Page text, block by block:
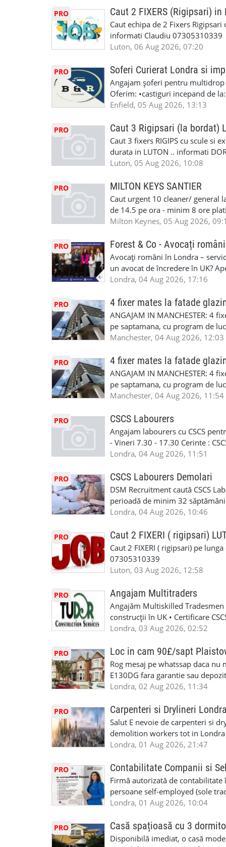
Reparam orice tip de masina
Masina de Drum Lung. ✅
Detailing Auto Interior/Exterior.
WhatsApp Text https://wa.link/
6HB
#AtelierAutoLondra
#RomanianGarageRepair
#RomanianMechanic
#MecaniciProfesionistiLondra
#mecanicmoldoveanlondra
seriozitate.Multumesc anticipat.
PRO Caut 2 FIXERS (Rigipsari) in
Caut echipa de 2 Fixers
informati Claudiu 07305310339
Luton, 06 Aug 2026, 07:20
PRO Soferi Curierat Londra si
Angajam șoferi pentru
Oferim: •castiguri incepand de
pentru cei platitori de VAT si
status obligatoriu •varsta
compania aplica pentru
•oferim: - training platit (3 zile-
nedeterminata. -full time/ part-
masinii). Acceptam cu permis
Enfield - Weybridge - Romford -
programari la interviu apelati
Enfield, 05 Aug 2026, 13:13
PRO Caut 3 Rigipsari (la bordat)
Caut 3 fixers RIGIPS cu scule si
durata in LUTON .. informati
Luton, 05 Aug 2026, 10:08
PRO MILTON KEYS SANTIER
Caut urgent 10 cleaner/ general
de 14.5 pe ora - minim 8 ore
la Amazon. Munca este usoara,
SAPTAMANALA Contact: +44
interesati
Milton Keynes, 05 Aug 2026,
PRO Forest & Co - Avocați
Avocați români în Londra –
un avocat de încredere în UK?
Solicitors, indiferent că ai nevoie
familiei (divorț, custodie, partaj)
Servicii pentru companii: •
• Imigrație pentru afaceri și
soluționarea disputelor 💡 De ce
standard ✔ Confidențialitate
790 689 Email:
www.fcos.co.uk 👉
Londra, 04 Aug 2026, 17:16
PRO 4 fixer mates la fatade
ANGAJAM IN MANCHESTER:
pe saptamana, cu program de
in perioada urmatoare. Cerinte:
Tariful se discuta direct, in
discutie este simpla: cine esti,
Prioritate au oamenii din
carora li se termina proiectul
oferta pe care sa o folositi la
WhatsApp: +44 7467 838 881
numele, experienta si data la
https://forms.gle/
T&D GLAZING AND
Manchester, 04 Aug 2026, 12:03
PRO 4 fixer mates la fatade
ANGAJAM IN MANCHESTER:
pe saptamana, cu program de
in perioada urmatoare. Cerinte:
Tariful se discuta direct, in
discutie este simpla: cine esti,
Prioritate au oamenii din
carora li se termina proiectul
oferta pe care sa o folositi la
WhatsApp: +44 7467 838 881
numele, experienta si data la
link-ul de jos. Sanatate si mult
INSTALLATION LIMITED
Manchester, 04 Aug 2026, 11:54
PRO CSCS Labourers
Angajam labourers cu CSCS
- Vineri 7.30 - 17.30 Cerinte :
Londra, 04 Aug 2026, 11:51
PRO CSCS Labourers Demolari
DSM Recruitment caută CSCS
perioadă de minim 32
oferă ore suplimentare și
informații, contactați-ne la: 📞
Londra, 04 Aug 2026, 10:46
PRO Caut 2 FIXERI ( rigipsari)
Caut 2 FIXERI ( rigipsari) pe
07305310339
Luton, 03 Aug 2026, 12:58
PRO Angajam Multitraders
Angajăm Multiskilled
construcții în UK • Certificare
specializate (căutăm
interioare • Permis de
(reprezintă un avantaj
performanță • £200 – £250 pe
posibilități reale de avansare •
oră pauză de masă) •
Londra, 03 Aug 2026, 02:52
PRO Loc in cam 90£/sapt
Rog mesaj pe whatssap daca nu
E130DG fara garantie sau
fiecare pat beneficiaza de dulap
saptaminal fara garantie sau
de 1/sapt) -tel- 07440366084
Londra, 02 Aug 2026, 11:34
PRO Carpenteri si Drylineri Londra
Salut E nevoie de carpenteri si
demolition workers tot in
Londra, 01 Aug 2026, 21:47
PRO Contabilitate Companii si
Firmă autorizată de contabilitate
persoane self-employed (sole
închiriate (landlords) Serviciile
HMRC: PAYE / VAT / CIS ✔
Consultanță fiscală ✔ Declarații
Londra, 01 Aug 2026, 10:04
PRO Casă spațioasă cu 3
Disponibilă imediat, o casă